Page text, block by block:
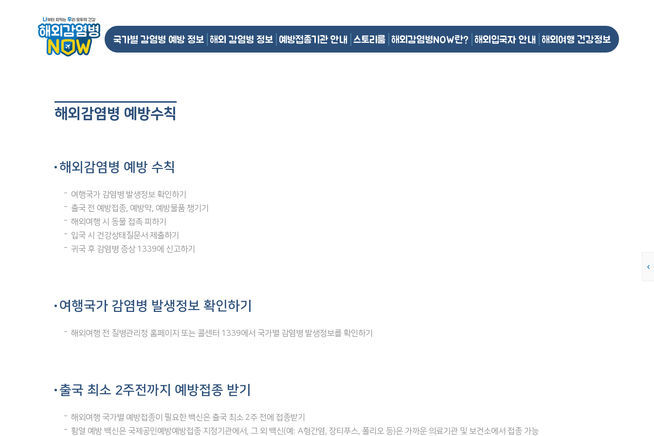
국가별 감염병 예방 정보 해외 감염병 정보 예방접종기관 안내 스토리룸 해외감염병NOW란? 해외입국자 안내 해외여행 건강정보
해외감염병 예방수칙
해외감염병 예방 수칙
여행국가 감염병 발생정보 확인하기
출국 전 예방접종, 예방약, 예방물품 챙기기
해외여행 시 동물 접촉 피하기
입국 시 건강상태질문서 제출하기
귀국 후 감염병 증상 1339에 신고하기
여행국가 감염병 발생정보 확인하기
해외여행 전 질병관리청 홈페이지 또는 콜센터 1339에서 국가별 감염병 발생정보를 확인하기
출국 최소 2주전까지 예방접종 받기
해외여행 국가별 예방접종이 필요한 백신은 출국 최소 2주 전에 접종받기
황열 예방 백신은 국제공인예방예방접종 지정기관에서, 그 외 백신(예: A형간염, 장티푸스, 폴리오 등)은 가까운 의료기관 및 보건소에서 접종 가능